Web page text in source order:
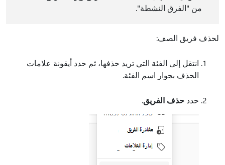
من "الفرق النشطة".
لحذف فريق الصف:
انتقل إلى الفئة التي تريد حذفها، ثم حدد أيقونة علامات
الحذف بجوار اسم الفئة.
حدد حذف الفريق.